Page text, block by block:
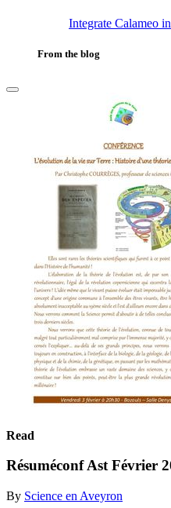
Integrate Calameo
From the blog
Read
Résuméconf Ast Février
By Science en Aveyron